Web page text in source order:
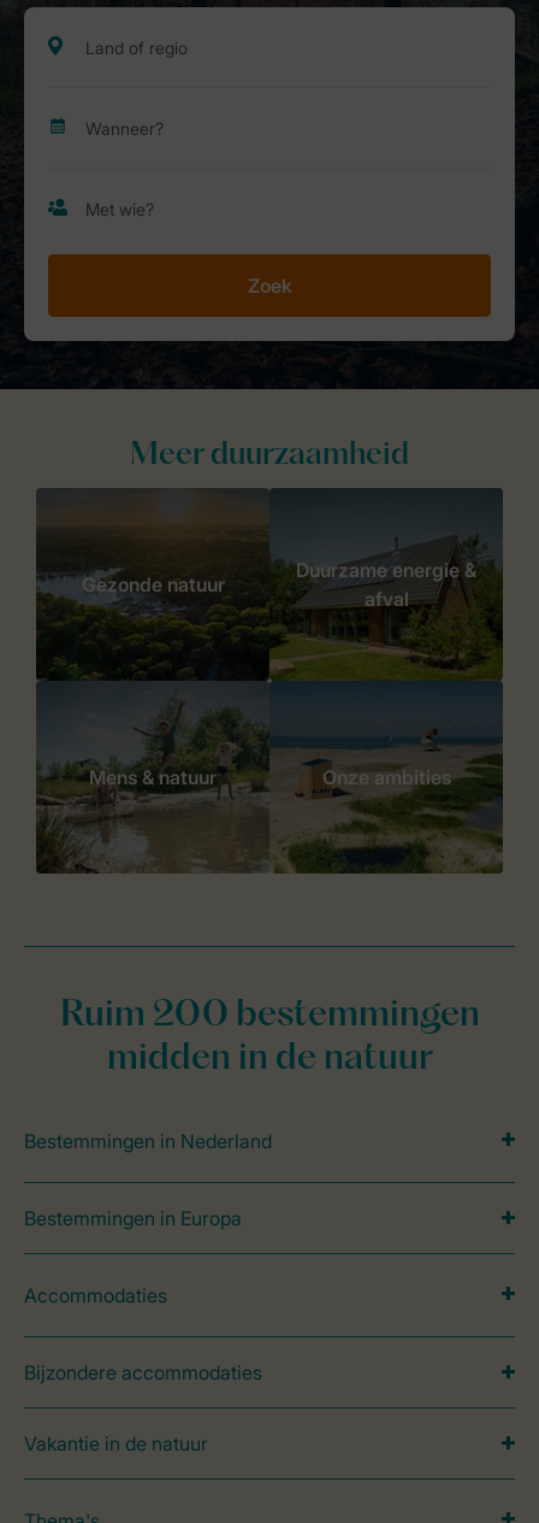
Zoek
Meer duurzaamheid
Gezonde natuur
Duurzame energie &
afval
Mens & natuur Onze ambities
Ruim 200 bestemmingen
midden in de natuur
Bestemmingen in Nederland
Bestemmingen in Europa
Accommodaties
Bijzondere accommodaties
Vakantie in de natuur